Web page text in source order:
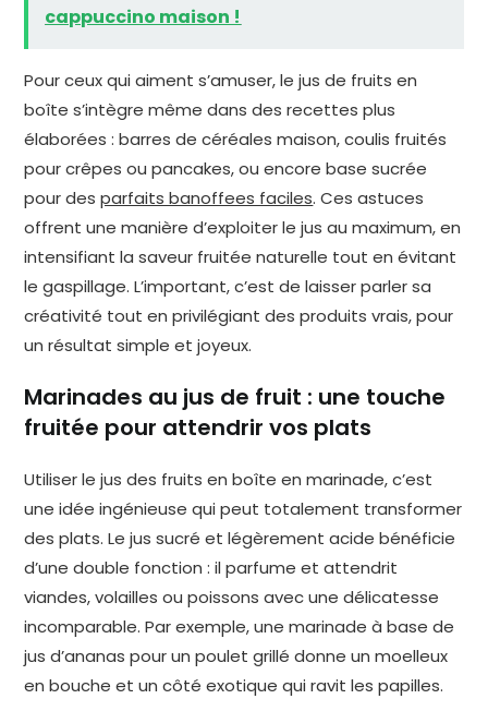
cappuccino maison !
Pour ceux qui aiment s’amuser, le jus de fruits en
boîte s’intègre même dans des recettes plus
élaborées : barres de céréales maison, coulis fruités
pour crêpes ou pancakes, ou encore base sucrée
pour desparfaits banoffees faciles. Ces astuces
offrent une manière d’exploiter le jus au maximum, en
intensifiant la saveur fruitée naturelle tout en évitant
le gaspillage. L’important, c’est de laisser parler sa
créativité tout en privilégiant des produits vrais, pour
un résultat simple et joyeux.
Marinades au jus de fruit : une touche
fruitée pour attendrir vos plats
Utiliser le jus des fruits en boîte en marinade, c’est
une idée ingénieuse qui peut totalement transformer
des plats. Le jus sucré et légèrement acide bénéficie
d’une double fonction : il parfume et attendrit
viandes, volailles ou poissons avec une délicatesse
incomparable. Par exemple, une marinade à base de
jus d’ananas pour un poulet grillé donne un moelleux
en bouche et un côté exotique qui ravit les papilles.